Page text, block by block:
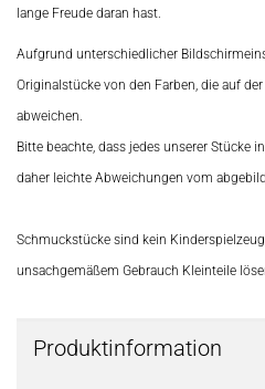
lange Freude daran hast.
Aufgrund unterschiedlicher
Originalstücke von den Farben, die auf
abweichen.
Bitte beachte, dass jedes unserer Stücke
daher leichte Abweichungen vom
Schmuckstücke sind kein
unsachgemäßem Gebrauch Kleinteile
Produktinformation